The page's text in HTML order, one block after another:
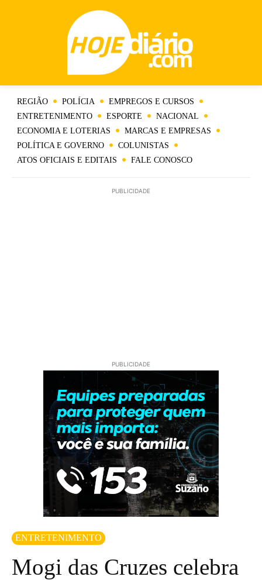
REGIÃO POLÍCIA
EMPREGOS E CURSOS
ENTRETENIMENTO
ESPORTE
NACIONAL
ECONOMIA E LOTERIAS
MARCAS E EMPRESAS
POLÍTICA E GOVERNO
COLUNISTAS
ATOS OFICIAIS E EDITAIS
FALE CONOSCO
PUBLICIDADE
PUBLICIDADE
ENTRETENIMENTO
Mogi das Cruzes celebra